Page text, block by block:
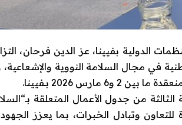
الدولية بفيينا، عز الدين فرحان،
في مجال السلامة النووية
ما بين 2 و6 مارس 2026 بـ فيينا.
من جدول الأعمال المتعلقة
وتبادل الخبرات، بما يعزز